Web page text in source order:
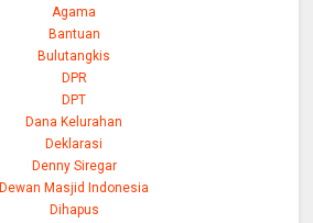
Agama
Bantuan
Bulutangkis
DPR
DPT
Dana Kelurahan
Deklarasi
Denny Siregar
Dewan Masjid Indonesia
Dihapus